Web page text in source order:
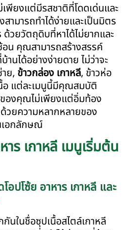
เพียงแต่มีรสชาติที่โดดเด่นและ
ามารถทำได้ง่ายและเป็นมิตร
วยวัตถุดิบที่หาได้ไม่ยากและ
น คุณสามารถสร้างสรรค์
านได้อย่างง่ายดาย ไม่ว่าจะ
ย, ข้าวกล่อง เกาหลี, ข้าวห่อ
อ แต่ละเมนูนี้มีคุณสมบัติ
องคุณไม่เพียงแต่อิ่มท้อง
วยความหลากหลายของ
เอกลักษณ์
ร เกาหลี เมนูเริ่มต้น
อปโซ้ย อาหาร เกาหลี และ
นในชื่อซุปเนื้อสไตล์เกาหลี